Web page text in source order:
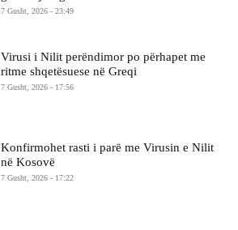
7 Gusht, 2026 - 23:49
Virusi i Nilit perëndimor po përhapet me
ritme shqetësuese në Greqi
7 Gusht, 2026 - 17:56
Konfirmohet rasti i parë me Virusin e Nilit
në Kosovë
7 Gusht, 2026 - 17:22